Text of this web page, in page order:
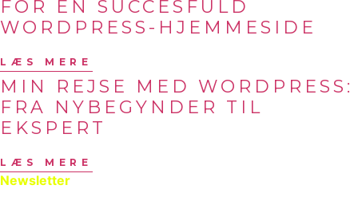
FOR EN SUCCESFULD
WORDPRESS-HJEMMESIDE
LÆS MERE
MIN REJSE MED WORDPRESS:
FRA NYBEGYNDER TIL
EKSPERT
LÆS MERE
Newsletter